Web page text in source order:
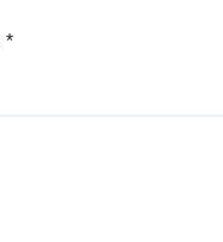
*